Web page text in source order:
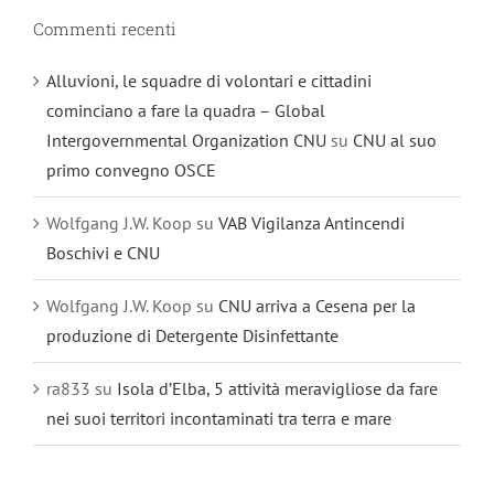
Commenti recenti
Alluvioni, le squadre di volontari e cittadini
cominciano a fare la quadra – Global
Intergovernmental Organization CNU su CNU al suo
primo convegno OSCE
Wolfgang J.W. Koop su VAB Vigilanza Antincendi
Boschivi e CNU
Wolfgang J.W. Koop su CNU arriva a Cesena per la
produzione di Detergente Disinfettante
ra833 su Isola d’Elba, 5 attività meravigliose da fare
nei suoi territori incontaminati tra terra e mare